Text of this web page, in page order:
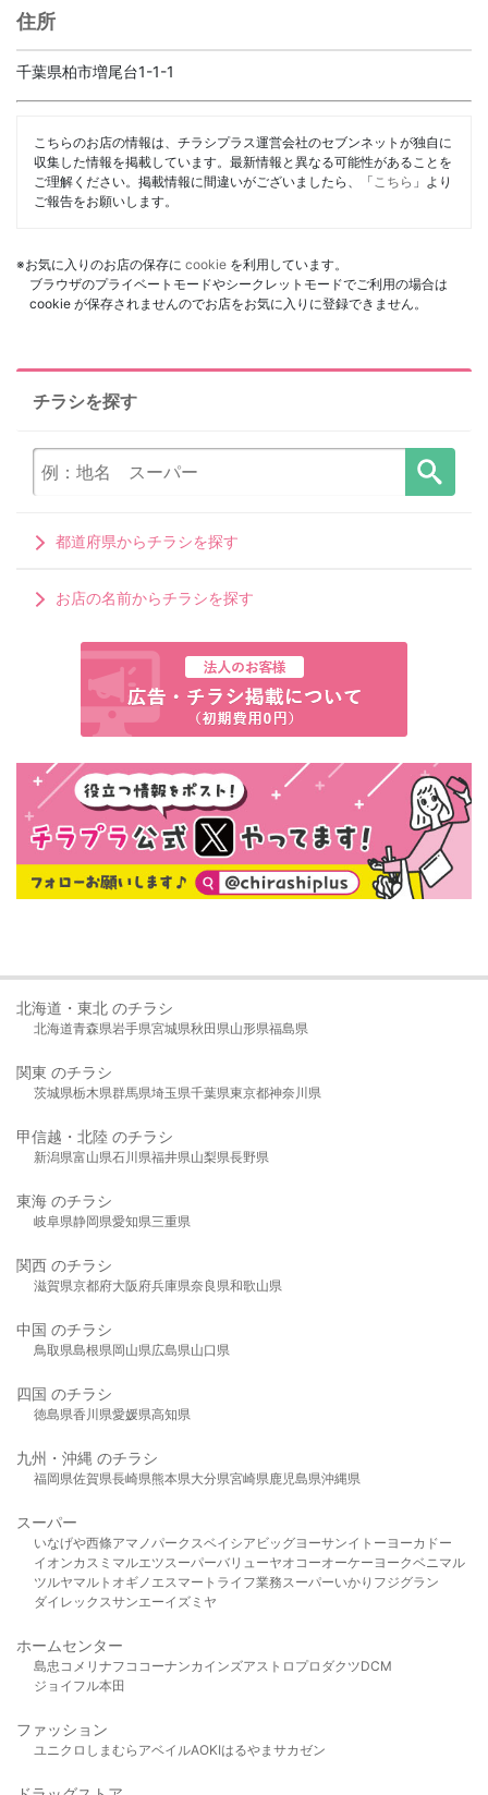
住所
千葉県柏市増尾台1-1-1
こちらのお店の情報は、チラシプラス運営会社のセブンネットが独自に
収集した情報を掲載しています。最新情報と異なる可能性があることを
ご理解ください。掲載情報に間違いがございましたら、「 こちら 」より
ご報告をお願いします。
※お気に入りのお店の保存に cookie を利用しています。
ブラウザのプライベートモードやシークレットモードでご利用の場合は
cookie が保存されませんのでお店をお気に入りに登録できません。
チラシを探す
都道府県からチラシを探す
お店の名前からチラシを探す
北海道・東北 のチラシ
北海道青森県岩手県宮城県秋田県山形県福島県
関東 のチラシ
茨城県栃木県群馬県埼玉県千葉県東京都神奈川県
甲信越・北陸 のチラシ
新潟県富山県石川県福井県山梨県長野県
東海 のチラシ
岐阜県静岡県愛知県三重県
関西 のチラシ
滋賀県京都府大阪府兵庫県奈良県和歌山県
中国 のチラシ
鳥取県島根県岡山県広島県山口県
四国 のチラシ
徳島県香川県愛媛県高知県
九州・沖縄 のチラシ
福岡県佐賀県長崎県熊本県大分県宮崎県鹿児島県沖縄県
スーパー
いなげや西條アマノパークスベイシア ビッグヨーサンイトーヨーカドー
イオンカスミ マルエツスーパーバリューヤオコーオーケー ヨークベニマル
ツルヤマルト オギノ エスマート ライフ業務スーパーいかり フジグラン
ダイレックスサンエーイズミヤ
ホームセンター
島忠 コメリ ナフコ コーナンカインズアストロプロダクツDCM
ジョイフル本田
ファッション
ユニクロ しまむら アベイルAOKIはるやま サカゼン